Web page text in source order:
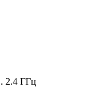
2.4 ГГц